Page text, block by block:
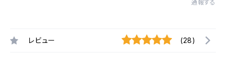
通報する
レビュー (28)